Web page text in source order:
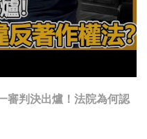
審判決出爐！法院為何認